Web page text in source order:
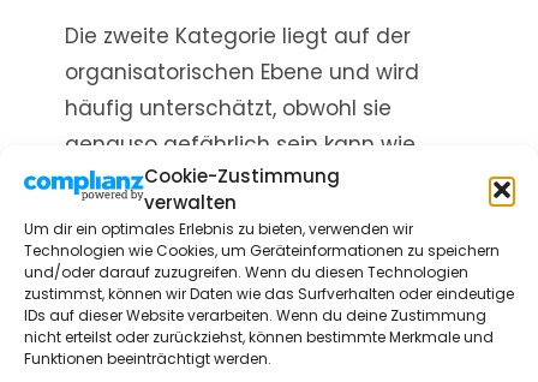
Cookie-Zustimmung
verwalten
Um dir ein optimales Erlebnis zu bieten, verwenden wir
Technologien wie Cookies, um Geräteinformationen zu speichern
und/oder darauf zuzugreifen. Wenn du diesen Technologien
zustimmst, können wir Daten wie das Surfverhalten oder eindeutige
IDs auf dieser Website verarbeiten. Wenn du deine Zustimmung
nicht erteilst oder zurückziehst, können bestimmte Merkmale und
Funktionen beeinträchtigt werden.
Die zweite Kategorie liegt auf der
organisatorischen Ebene und wird
häufig unterschätzt, obwohl sie
genauso gefährlich sein kann wie
technische Mängel. Unklare
Verantwortlichkeiten, fehlende
Sicherheitsrichtlinien und mangelnde
Dokumentation schaffen ein Umfeld, in
dem IT-Sicherheitslücken entstehen
und bestehen bleiben können. Wenn